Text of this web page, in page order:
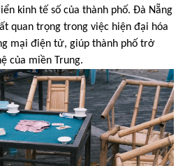
kinh tế số của thành phố. Đà Nẵng
quan trọng trong việc hiện đại hóa
mại điện tử, giúp thành phố trở
của miền Trung.